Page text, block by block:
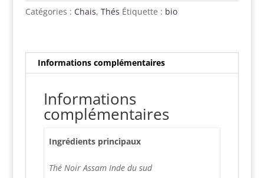
Catégories : Chais, Thés Étiquette : bio
Informations complémentaires
Informations
complémentaires
Ingrédients principaux
Thé Noir Assam Inde du sud